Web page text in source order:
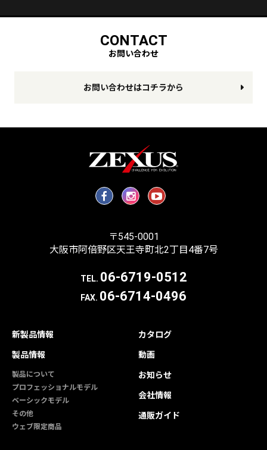
CONTACT
お問い合わせ
お問い合わせはコチラから
〒545-0001
大阪市阿倍野区天王寺町北2丁目4番7号
TEL. 06-6719-0512
FAX. 06-6714-0496
新製品情報
製品情報
製品について
プロフェッショナルモデル
ベーシックモデル
その他
ウェブ限定商品
カタログ
動画
お知らせ
会社情報
通販ガイド